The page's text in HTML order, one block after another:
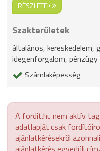
RÉSZLETEK
Szakterületek
általános, kereskedelem,
idegenforgalom, pénzügy
Számlaképesség
A fordit.hu nem aktív
adatlapját csak
ajánlatkérésekről